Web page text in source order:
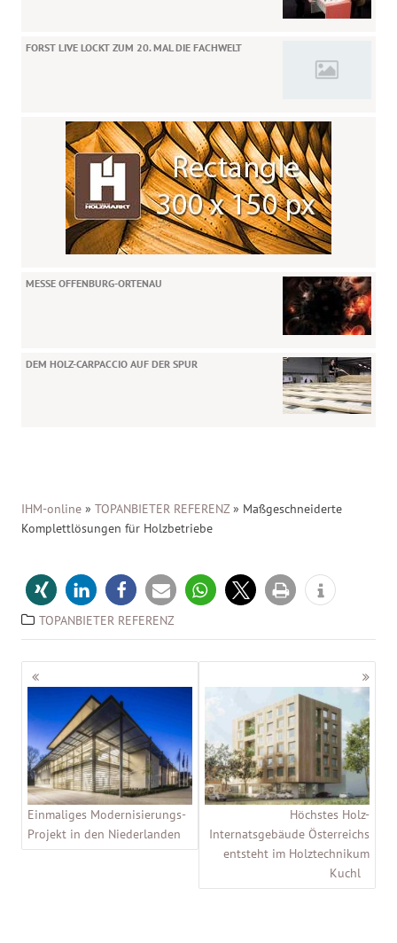
FORST LIVE LOCKT ZUM 20. MAL DIE FACHWELT
MESSE OFFENBURG-ORTENAU
DEM HOLZ-CARPACCIO AUF DER SPUR
IHM-online »TOPANBIETER REFERENZ » Maßgeschneiderte
Komplettlösungen für Holzbetriebe
TOPANBIETER REFERENZ
Beitragsnavigation
Einmaliges Modernisierungs-
Projekt in den Niederlanden
Höchstes Holz-
Internatsgebäude Österreichs
entsteht im Holztechnikum
Kuchl